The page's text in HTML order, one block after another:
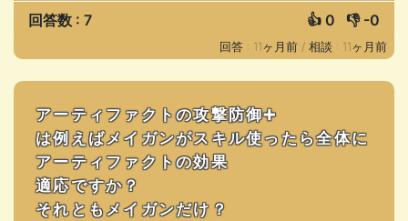
回答数 : 7 👍 0 👎 -0
回答 : 11ヶ月前 / 相談 : 11ヶ月前
アーティファクトの攻撃防御➕
は例えばメイガンがスキル使ったら全体に
アーティファクトの効果
適応ですか？
それともメイガンだけ？